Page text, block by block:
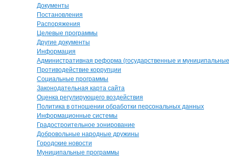
Документы
Постановления
Распоряжения
Целевые программы
Другие документы
Информация
Административная реформа (государственные и муниципальные
Противодействие коррупции
Социальные программы
Законодательная карта сайта
Оценка регулирующего воздействия
Политика в отношении обработки персональных данных
Информационные системы
Градостроительное зонирование
Добровольные народные дружины
Городские новости
Муниципальные программы